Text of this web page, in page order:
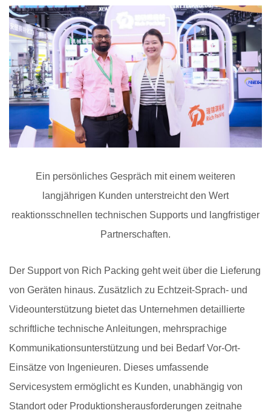
Ein persönliches Gespräch mit einem weiteren
langjährigen Kunden unterstreicht den Wert
reaktionsschnellen technischen Supports und langfristiger
Partnerschaften.
Der Support von Rich Packing geht weit über die Lieferung
von Geräten hinaus. Zusätzlich zu Echtzeit-Sprach- und
Videounterstützung bietet das Unternehmen detaillierte
schriftliche technische Anleitungen, mehrsprachige
Kommunikationsunterstützung und bei Bedarf Vor-Ort-
Einsätze von Ingenieuren. Dieses umfassende
Servicesystem ermöglicht es Kunden, unabhängig von
Standort oder Produktionsherausforderungen zeitnahe